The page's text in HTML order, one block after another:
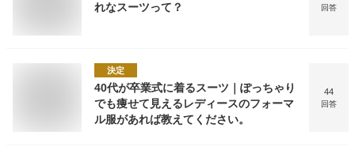
れなスーツって？
回答
決定
40代が卒業式に着るスーツ｜ぽっちゃり
でも痩せて見えるレディースのフォーマ
ル服があれば教えてください。
44
回答